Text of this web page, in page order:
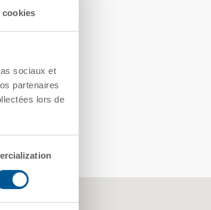
cookies
sociaux et
partenaires
lors de